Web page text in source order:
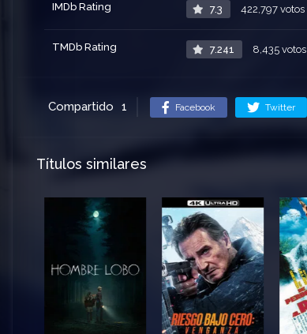
IMDb Rating 7.3 422,797 votos
TMDb Rating 7.241 8,435 votos
Compartido 1 Facebook Twitter
Títulos similares